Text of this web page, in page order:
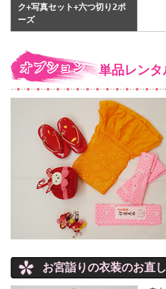
ク+写真セット+六つ切り2ポ
ーズ
単品レンタ
お宮詣りの衣装のお直